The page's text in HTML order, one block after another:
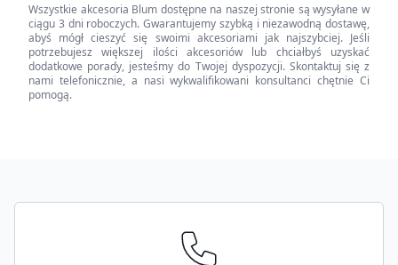
wysuw,
prowadnica,
60
kg,
dł.=750
quantity
Wszystkie akcesoria Blum dostępne na naszej stronie są wysyłane w
ciągu 3 dni roboczych. Gwarantujemy szybką i niezawodną dostawę,
abyś mógł cieszyć się swoimi akcesoriami jak najszybciej. Jeśli
potrzebujesz większej ilości akcesoriów lub chciałbyś uzyskać
dodatkowe porady, jesteśmy do Twojej dyspozycji. Skontaktuj się z
nami telefonicznie, a nasi wykwalifikowani konsultanci chętnie Ci
pomogą.